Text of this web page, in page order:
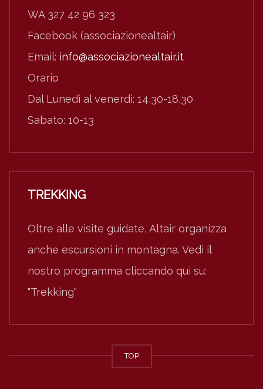
WA 327 42 96 323
Facebook (associazionealtair)
Email: info@associazionealtair.it
Orario
Dal Lunedì al venerdì: 14,30-18,30
Sabato: 10-13
TREKKING
Oltre alle visite guidate, Altair organizza
anche escursioni in montagna. Vedi il
nostro programma cliccando qui su:
"Trekking"
TOP